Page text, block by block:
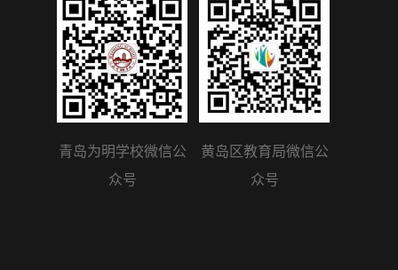
青岛为明学校微信公
众号
黄岛区教育局微信公
众号